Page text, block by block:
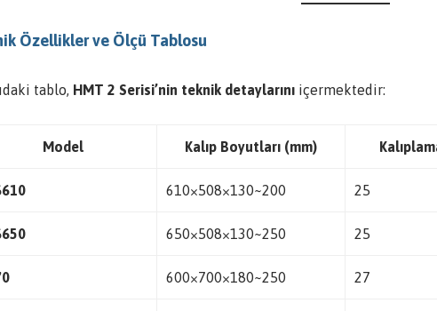
Özellikler ve Ölçü Tablosu
tablo, HMT 2 Serisi’nin teknik detaylarını içermektedir:
Model Kalıp Boyutları (mm)
610×508×130~200 25
650×508×130~250 25
600×700×180~250 27